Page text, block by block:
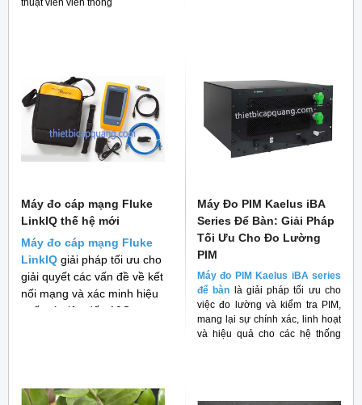
thuật viên viễn thông
Máy đo cáp mạng Fluke
LinkIQ thế hệ mới
Máy đo cáp mạng Fluke
LinkIQ giải pháp tối ưu cho
giải quyết các vấn đề về kết
nối mạng và xác minh hiệu
suất cáp lên đến 10G
Máy Đo PIM Kaelus iBA
Series Để Bàn: Giải Pháp
Tối Ưu Cho Đo Lường
PIM
Máy đo PIM Kaelus iBA series
để bàn là giải pháp tối ưu cho
việc đo lường và kiểm tra PIM,
mang lại sự chính xác, linh hoạt
và hiệu quả cho các hệ thống